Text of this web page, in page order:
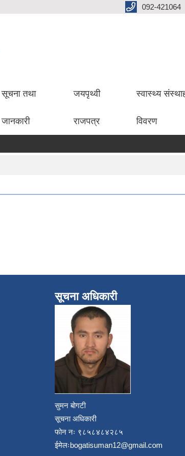
092-421064
सूचना तथा
जानकारी
जयपृथ्वी
राजपत्र
स्वास्थ्य
विवरण
सूचना अधिकारी
सुमन बोगटी
सूचना अधिकारी
फोन नः ९८५८४८४२८५
ईमेलःbogatisuman12@gmail.com